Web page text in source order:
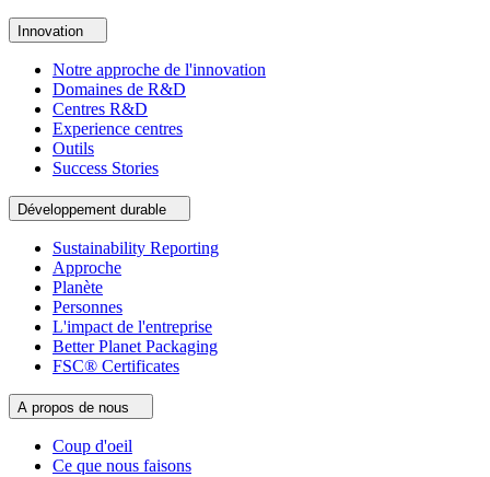
Innovation
Notre approche de l'innovation
Domaines de R&D
Centres R&D
Experience centres
Outils
Success Stories
Développement durable
Sustainability Reporting
Approche
Planète
Personnes
L'impact de l'entreprise
Better Planet Packaging
FSC® Certificates
A propos de nous
Coup d'oeil
Ce que nous faisons